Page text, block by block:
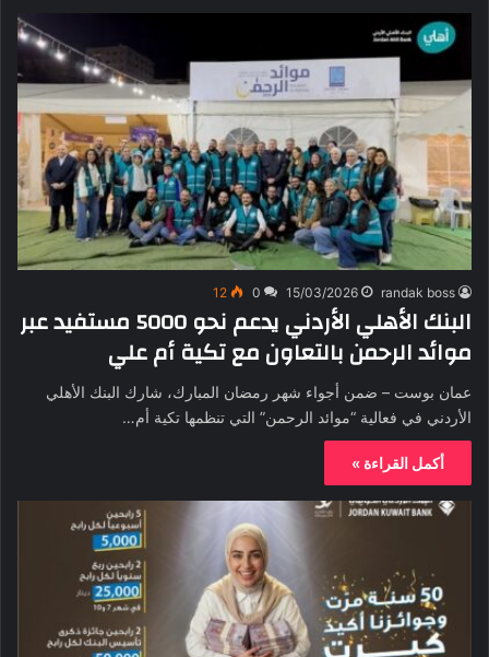
randak boss
15/03/2026
0
12
البنك الأهلي الأردني يدعم نحو 5000 مستفيد عبر
موائد الرحمن بالتعاون مع تكية أم علي
عمان بوست – ضمن أجواء شهر رمضان المبارك، شارك البنك الأهلي
الأردني في فعالية “موائد الرحمن” التي تنظمها تكية أم…
أكمل القراءة »